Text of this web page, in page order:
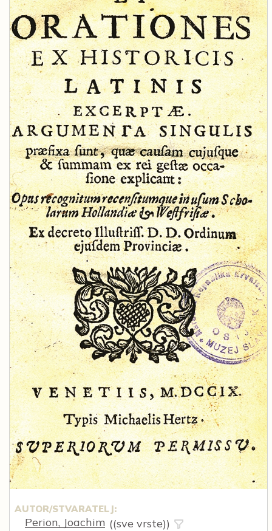
AUTOR/STVARATELJ:
Perion, Joachim ((sve vrste))